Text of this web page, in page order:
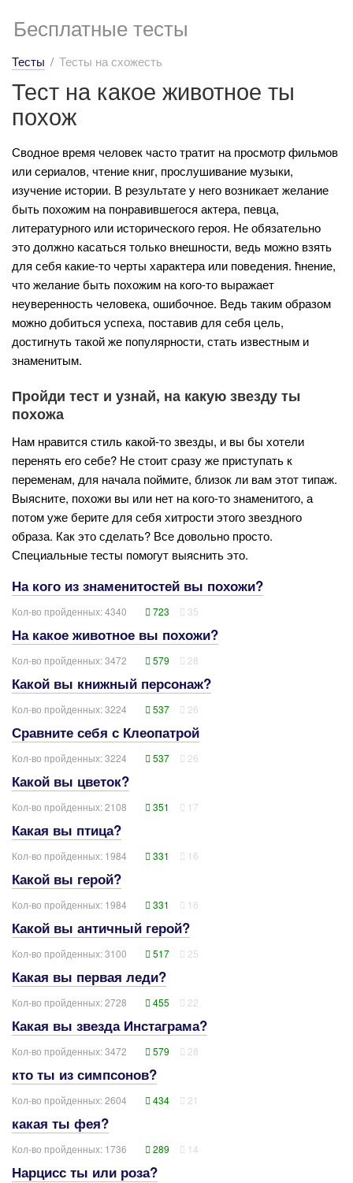
Бесплатные тесты
Тесты Тесты на схожесть
Тест на какое животное ты
похож
Сводное время человек часто тратит на просмотр фильмов
или сериалов, чтение книг, прослушивание музыки,
изучение истории. В результате у него возникает желание
быть похожим на понравившегося актера, певца,
литературного или исторического героя. Не обязательно
это должно касаться только внешности, ведь можно взять
для себя какие-то черты характера или поведения. ћнение,
что желание быть похожим на кого-то выражает
неуверенность человека, ошибочное. Ведь таким образом
можно добиться успеха, поставив для себя цель,
достигнуть такой же популярности, стать известным и
знаменитым.
Пройди тест и узнай, на какую звезду ты
похожа
Нам нравится стиль какой-то звезды, и вы бы хотели
перенять его себе? Не стоит сразу же приступать к
переменам, для начала поймите, близок ли вам этот типаж.
Выясните, похожи вы или нет на кого-то знаменитого, а
потом уже берите для себя хитрости этого звездного
образа. Как это сделать? Все довольно просто.
Специальные тесты помогут выяснить это.
На кого из знаменитостей вы похожи?
Кол-во пройденных: 4340 723 35
На какое животное вы похожи?
Кол-во пройденных: 3472 579 28
Какой вы книжный персонаж?
Кол-во пройденных: 3224 537 26
Сравните себя с Клеопатрой
Кол-во пройденных: 3224 537 26
Какой вы цветок?
Кол-во пройденных: 2108 351 17
Какая вы птица?
Кол-во пройденных: 1984 331 16
Какой вы герой?
Кол-во пройденных: 1984 331 16
Какой вы античный герой?
Кол-во пройденных: 3100 517 25
Какая вы первая леди?
Кол-во пройденных: 2728 455 22
Какая вы звезда Инстаграма?
Кол-во пройденных: 3472 579 28
кто ты из симпсонов?
Кол-во пройденных: 2604 434 21
какая ты фея?
Кол-во пройденных: 1736 289 14
Нарцисс ты или роза?